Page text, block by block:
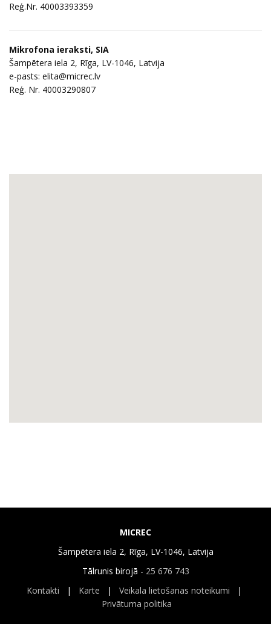
Reģ.Nr. 40003393359
Mikrofona ieraksti, SIA
Šampētera iela 2, Rīga, LV-1046, Latvija
e-pasts: elita@micrec.lv
Reģ. Nr. 40003290807
MICREC
Šampētera iela 2, Rīga, LV-1046, Latvija
Tālrunis birojā - 25 676 743
Kontakti | Karte | Veikala lietošanas noteikumi |
Privātuma politika